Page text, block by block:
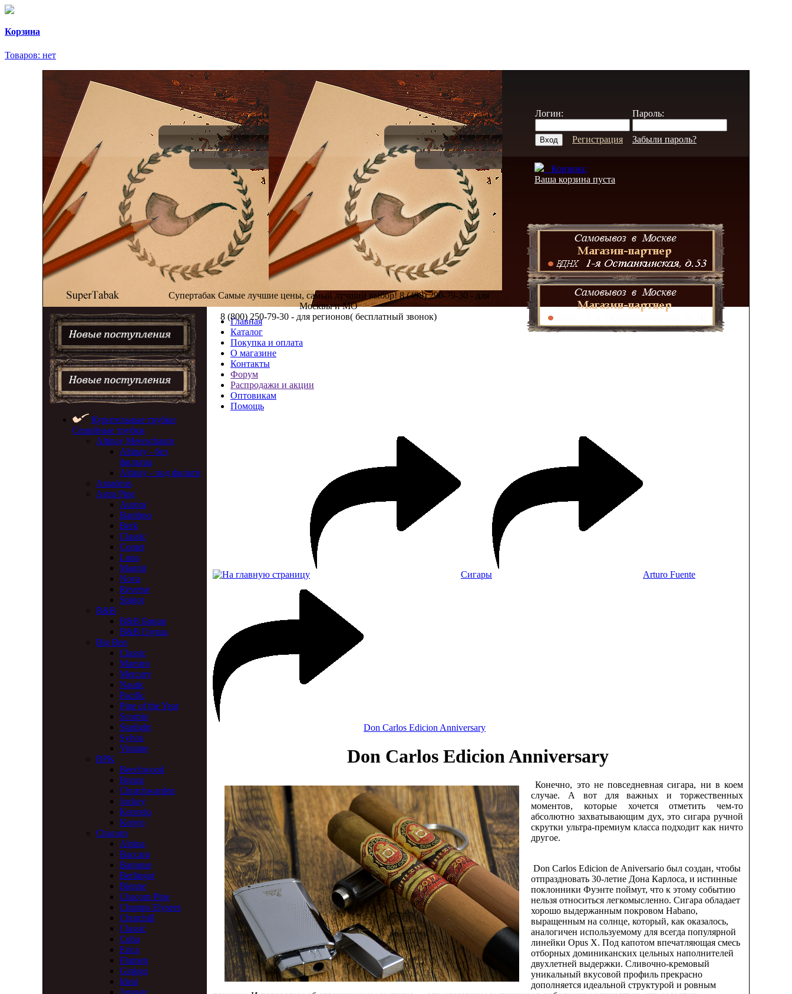
Корзина
Товаров: нет
Супертабак Самые лучшие цены, самый лучший выбор! 8 (499) 290-79-30 - для
Москвы и МО
8 (800) 250-79-30 - для регионов( бесплатный звонок)
Логин: Пароль:
Регистрация Забыли пароль?
Корзина:
Ваша корзина пуста
Курительные трубки
Серийные трубки
Altinay Meerschaum
Altinay - без
фильтра
Altinay - под фильтр
Amadeus
Astra Pipe
Aurora
Bamboo
Berk
Classic
Comet
Luna
Magnit
Nova
Reverse
Spigot
B&B
B&B Бриар
B&B Груша
Big Ben
Classic
Maestro
Mercury
Nautic
Pacific
Pipe of the Year
Scorpio
Starlight
Sylvia
Vintage
BPK
Beechwood
Bonzo
Churchwarden
Jockey
Kenvelo
Kenyo
Chacom
Alpina
Baccara
Baroque
Berlingot
Bienne
Chacom Pipe
Champs Elysees
Churchill
Classic
Cuba
Erica
Flumen
Ginkgo
Ideal
Главная
Каталог
Покупка и оплата
О магазине
Контакты
Форум
Распродажи и акции
Оптовикам
Помощь
Сигары Arturo Fuente
Don Carlos Edicion Anniversary
Don Carlos Edicion Anniversary
Конечно, это не повседневная сигара, ни в коем
случае. А вот для важных и торжественных
моментов, которые хочется отметить чем-то
абсолютно захватывающим дух, это сигара ручной
скрутки ультра-премиум класса подходит как ничто
другое.
Don Carlos Edicion de Aniversario был создан, чтобы
отпраздновать 30-летие Дона Карлоса, и истинные
поклонники Фуэнте поймут, что к этому событию
нельзя относиться легкомысленно. Сигара обладает
хорошо выдержанным покровом Habano,
выращенным на солнце, который, как оказалось,
аналогичен используемому для всегда популярной
линейки Opus X. Под капотом впечатляющая смесь
отборных доминиканских цельных наполнителей
двухлетней выдержки. Сливочно-кремовый
уникальный вкусовой профиль прекрасно
дополняется идеальной структурой и ровным